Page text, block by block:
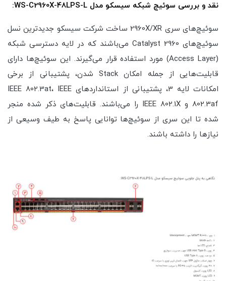
نقد و بررسی سوئیچ شبکه سیسکو مدل WS-C2960X-48LPS-L:
سوئیچ‌های سری 2960X/XR ساخت شرکت سیسکو جدیدترین نسل
سوئیچ‌های Catalyst 2960 می‌باشند که در لایه دسترسی شبکه
(Access Layer) مورد استفاده قرار می‌گیرند. این سوئیچ‌ها دارای
قابلیت‌هایی از جمله امکان Stack شدن، پشتیبانی از برخی
امکانات لایه 3، پشتیبانی از استانداردهای IEEE 802.3at، IEEE
802.3af و IEEE 802.1X را می‌باشند. قابلیت‌های ذکر شده منجر
شده تا این سری از سوئیچ‌ها توانایی پاسخ به طیف وسیعی از
نیازها را داشته باشند.